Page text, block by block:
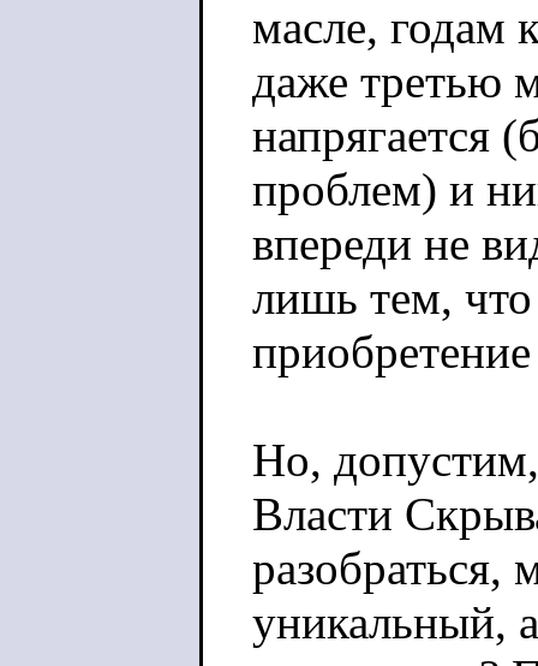
масле, годам
даже третью
напрягается
проблем) и
впереди не
лишь тем,
Но,
Власти
разобраться,
уникальный,